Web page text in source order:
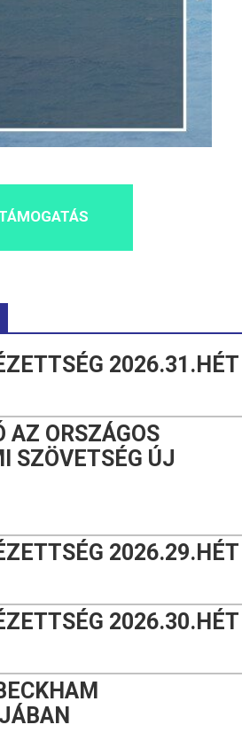
2026.31.HÉT
AZ ORSZÁGOS
SZÖVETSÉG ÚJ
2026.29.HÉT
2026.30.HÉT